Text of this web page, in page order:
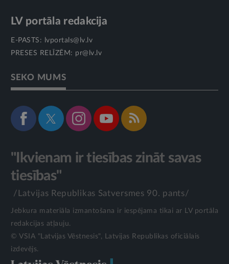
LV portāla redakcija
E-PASTS:
lvportals@lv.lv
PRESES RELĪZĒM: pr@lv.lv
SEKO MUMS
"Ikvienam ir tiesības zināt savas
tiesības"
/Latvijas Republikas Satversmes 90. pants/
Jebkura materiāla izmantošana ir iespējama tikai ar LV portāla
redakcijas atļauju.
© VSIA "Latvijas Vēstnesis", Latvijas Republikas oficiālais
izdevējs.